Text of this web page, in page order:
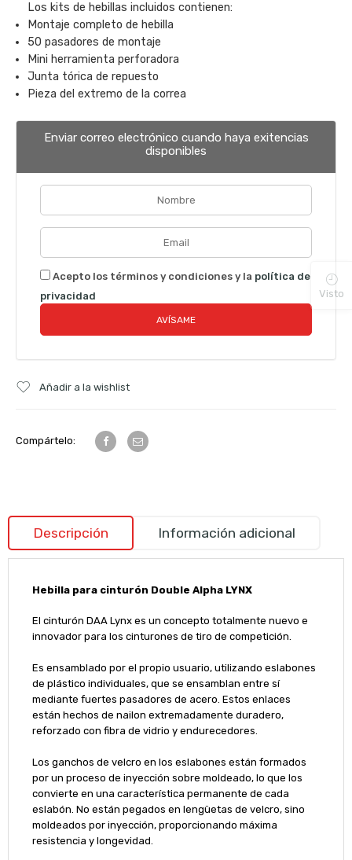
Los kits de hebillas incluidos contienen:
Montaje completo de hebilla
50 pasadores de montaje
Mini herramienta perforadora
Junta tórica de repuesto
Pieza del extremo de la correa
Enviar correo electrónico cuando haya exitencias
disponibles
Acepto los términos y condiciones y la política de
privacidad
Añadir a la wishlist
Compártelo:
Descripción Información adicional
Hebilla para cinturón Double Alpha LYNX
El cinturón DAA Lynx es un concepto totalmente nuevo e
innovador para los cinturones de tiro de competición.
Es ensamblado por el propio usuario, utilizando eslabones
de plástico individuales, que se ensamblan entre sí
mediante fuertes pasadores de acero. Estos enlaces
están hechos de nailon extremadamente duradero,
reforzado con fibra de vidrio y endurecedores.
Los ganchos de velcro en los eslabones están formados
por un proceso de inyección sobre moldeado, lo que los
convierte en una característica permanente de cada
eslabón. No están pegados en lengüetas de velcro, sino
moldeados por inyección, proporcionando máxima
resistencia y longevidad.
Visto